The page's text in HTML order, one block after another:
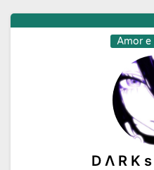
Amor e
D Λ R K